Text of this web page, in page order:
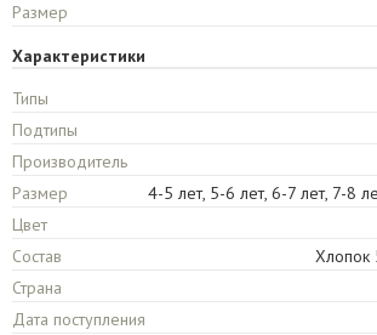
Размер
Характеристики
Типы
Подтипы
Производитель
Размер
4-5 лет, 5-6 лет, 6-7 лет, 7-8
Цвет
Состав
Хлопок
Страна
Дата поступления